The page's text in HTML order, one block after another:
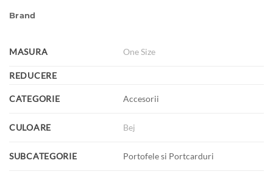
Brand
MASURA One Size
REDUCERE
CATEGORIE Accesorii
CULOARE Bej
SUBCATEGORIE Portofele si Portcarduri